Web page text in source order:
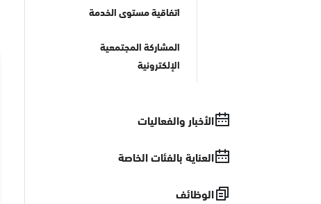
اتفاقية مستوى الخدمة
المشاركة المجتمعية
الإلكترونية
الأخبار والفعاليات
العناية بالفئات الخاصة
الوظائف